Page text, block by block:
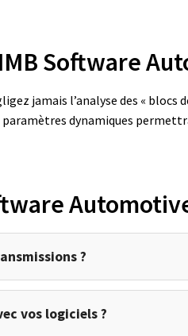
Software
jamais l’analyse des « blocs
dynamiques
?
vos logiciels ?